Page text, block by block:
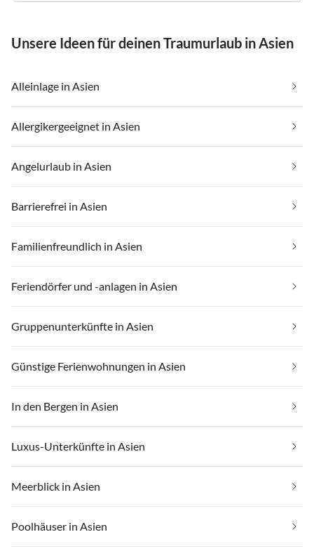
Unsere Ideen für deinen Traumurlaub in Asien
Alleinlage in Asien
Allergikergeeignet in Asien
Angelurlaub in Asien
Barrierefrei in Asien
Familienfreundlich in Asien
Feriendörfer und -anlagen in Asien
Gruppenunterkünfte in Asien
Günstige Ferienwohnungen in Asien
In den Bergen in Asien
Luxus-Unterkünfte in Asien
Meerblick in Asien
Poolhäuser in Asien